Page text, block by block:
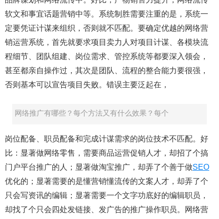
软文和事宜话题营销中等。系统制胜需要注重的是，系统一
定要凭证计谋来组织，否则就不匹配。要确定优越的网络营
销运营系统，首先就要求项目卖力人对项目计谋、各模块流
程细节、团队组建、岗位需求、管控系统等都要深入领会，
甚至都亲自操作过，其次是团队、流程的整合能力要很强，
否则基本可以宣告项目失败。错误主要泛起在，
网络推广有哪些？每个方法又有什么效果？每个
岗位配备、职员配备和完成计谋需求的岗位技术不匹配。好
比：显著做网络零售，需要商品运营促销人才，却招了个搞
门户平台推广的人；显著做淘宝推广，却弄了个善于做SEO
优化的；显著需要的是懂营销懂流传的文案人才，却弄了个
只会写资讯的编辑；显著需要一个文字功底好的编辑职员，
却找了个只会四处发链接、发广告的推广操作职员。网络营